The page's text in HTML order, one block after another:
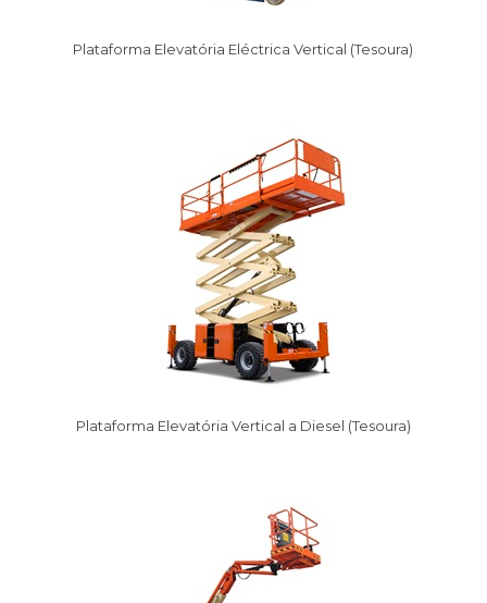
Plataforma Elevatória Eléctrica Vertical (Tesoura)
Plataforma Elevatória Vertical a Diesel (Tesoura)